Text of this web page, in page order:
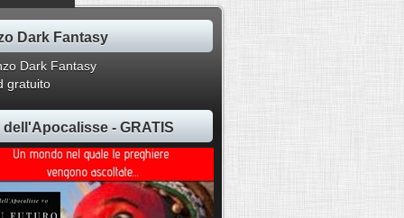
Dark Fantasy
gratuito
dell'Apocalisse - GRATIS